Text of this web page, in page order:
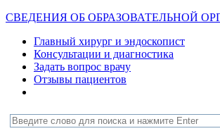
СВЕДЕНИЯ ОБ ОБРАЗОВАТЕЛЬНОЙ
Главный хирург и эндоскопист
Консультации и диагностика
Задать вопрос врачу
Отзывы пациентов